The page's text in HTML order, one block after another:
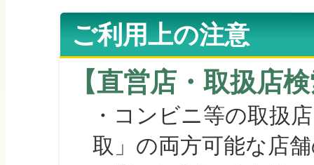
ご利用上の注意
【直営店・取扱店
・コンビニ等の取扱
取」の両方可能な店